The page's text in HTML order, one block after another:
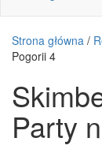
Strona główna /
Pogorii 4
Party